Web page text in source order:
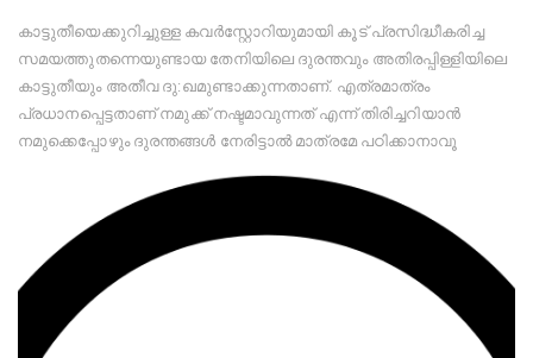
കാട്ടുതീയെക്കുറിച്ചുള്ള കവർസ്റ്റോറിയുമായി കൂട് പ്രസിദ്ധീകരിച്ച
സമയത്തുതന്നെയുണ്ടായ തേനിയിലെ ദുരന്തവും അതിരപ്പിള്ളിയിലെ
കാട്ടുതീയും അതീവ ദു:ഖമുണ്ടാക്കുന്നതാണ്. എത്രമാത്രം
പ്രധാനപ്പെട്ടതാണ് നമുക്ക് നഷ്ടമാവുന്നത് എന്ന് തിരിച്ചറിയാൻ
നമുക്കെപ്പോഴും ദുരന്തങ്ങൾ നേരിട്ടാൽ മാത്രമേ പഠിക്കാനാവൂ